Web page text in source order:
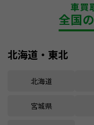
車買
全国
北海道・東北
北海道
宮城県